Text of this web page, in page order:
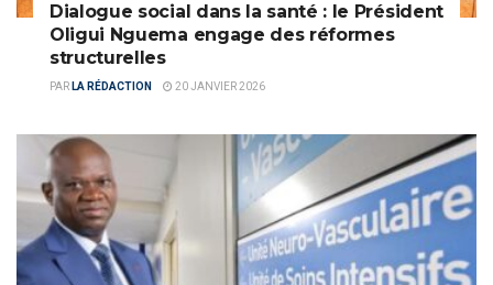
Dialogue social dans la santé : le Président
Oligui Nguema engage des réformes
structurelles
PAR LA RÉDACTION 20 JANVIER 2026